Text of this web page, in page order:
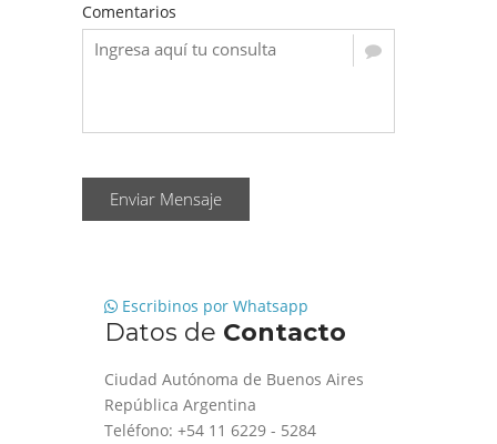
Comentarios
Enviar Mensaje
Escribinos por Whatsapp
Datos de Contacto
Ciudad Autónoma de Buenos Aires
República Argentina
Teléfono: +54 11 6229 - 5284